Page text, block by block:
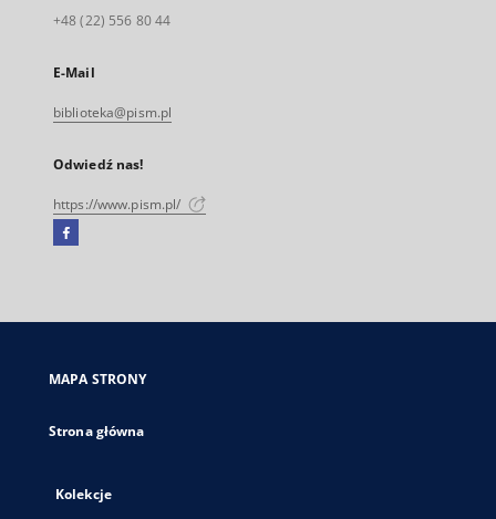
+48 (22) 556 80 44
E-Mail
biblioteka@pism.pl
Odwiedź nas!
https://www.pism.pl/
Facebook
się
karcie
MAPA STRONY
Strona główna
Kolekcje